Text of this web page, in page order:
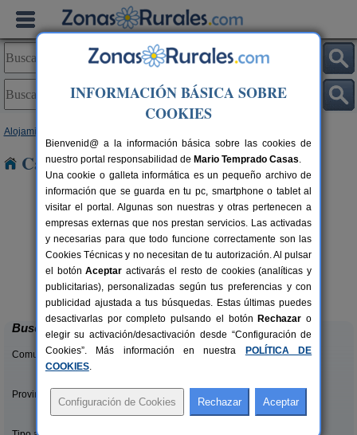
Alojamientos
Casas Rurales cerca de Busot
2-28+5 pers.
desde20 €
Masia L´Ancornia
Tibi (Alicante)
Buscar
Comunidades:
Provincias/Islas:
INFORMACIÓN BÁSICA SOBRE
COOKIES
Bienvenid@ a la información básica sobre las cookies de
nuestro portal responsabilidad de Mario Temprado Casas.
Una cookie o galleta informática es un pequeño archivo de
información que se guarda en tu pc, smartphone o tablet al
visitar el portal. Algunas son nuestras y otras pertenecen a
empresas externas que nos prestan servicios. Las activadas
y necesarias para que todo funcione correctamente son las
Cookies Técnicas y no necesitan de tu autorización. Al pulsar
el botónAceptar activarás el resto de cookies (analíticas y
publicitarias), personalizadas según tus preferencias y con
publicidad ajustada a tus búsquedas. Estas últimas puedes
desactivarlas por completo pulsando el botón Rechazar o
elegir su activación/desactivación desde “Configuración de
Cookies”. Más información en nuestra
POLÍTICA DE
COOKIES.